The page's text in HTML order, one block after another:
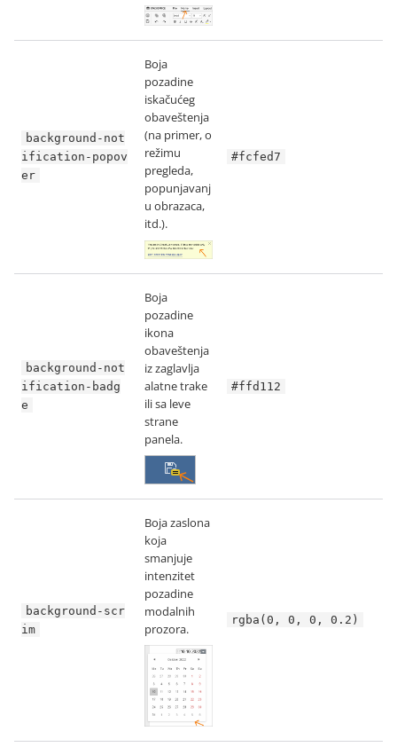
background-not
ification-popov
er
Boja
pozadine
iskačućeg
obaveštenja
(na primer, o
režimu
pregleda,
popunjavanj
u obrazaca,
itd.).
#fcfed7
background-not
ification-badg
e
Boja
pozadine
ikona
obaveštenja
iz zaglavlja
alatne trake
ili sa leve
strane
panela.
#ffd112
background-scr
im
Boja zaslona
koja
smanjuje
intenzitet
pozadine
modalnih
prozora.
rgba(0, 0, 0, 0.2)